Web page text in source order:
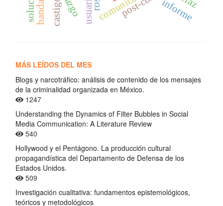
informe
castigo
MÁS LEÍDOS DEL MES
Blogs y narcotráfico: análisis de contenido de los mensajes
de la criminalidad organizada en México.
1247
Understanding the Dynamics of Filter Bubbles in Social
Media Communication: A Literature Review
540
Hollywood y el Pentágono. La producción cultural
propagandística del Departamento de Defensa de los
Estados Unidos.
509
Investigación cualitativa: fundamentos epistemológicos,
teóricos y metodológicos